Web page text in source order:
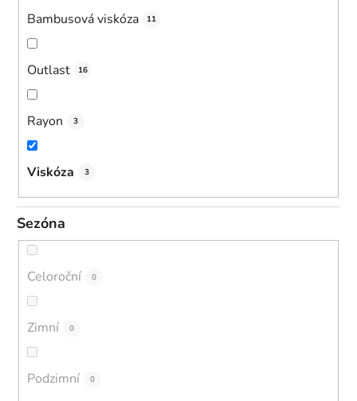
Bambusová viskóza 11
Outlast 16
Rayon 3
Viskóza 3
Sezóna
Celoroční 0
Zimní 0
Podzimní 0